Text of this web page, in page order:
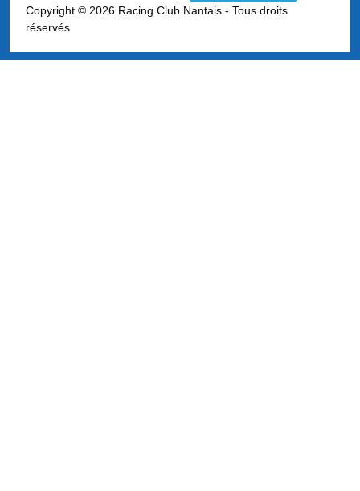
Type 2 or more characters for results.
Copyright © 2026 Racing Club Nantais - Tous droits
réservés